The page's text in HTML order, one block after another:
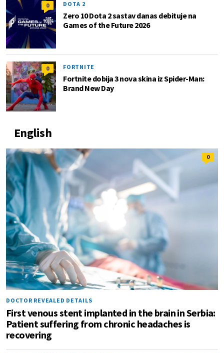
0 DOTA 2
Zero 10 Dota 2 sastav danas debituje na
Games of the Future 2026
0 FORTNITE
Fortnite dobija 3 nova skina iz Spider-Man:
Brand New Day
English
0
DOCTOR REVEALED DETAILS
First venous stent implanted in the brain in Serbia:
Patient suffering from chronic headaches is
recovering